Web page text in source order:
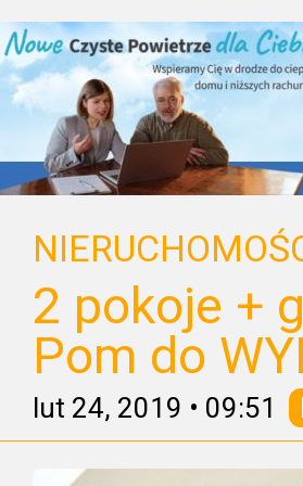
2 pokoje +
Pom do
lut 24, 2019 • 09:51